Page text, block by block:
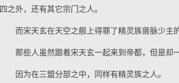
四之外，还有其它宗门之人。
而宋天玄在天空之舰上得罪了精灵族兽脉少主的
那些人虽然跟着宋天玄一起来到帝都，但是却一
因为在三盟分部之中，同样有精灵族之人。